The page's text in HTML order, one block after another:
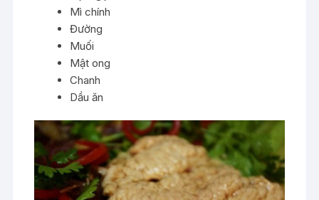
Mì chính
Đường
Muối
Mật ong
Chanh
Dầu ăn